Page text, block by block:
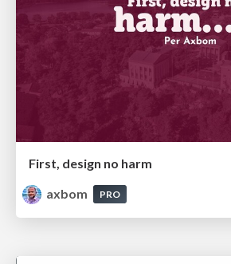
First, design no harm
axbom
PRO